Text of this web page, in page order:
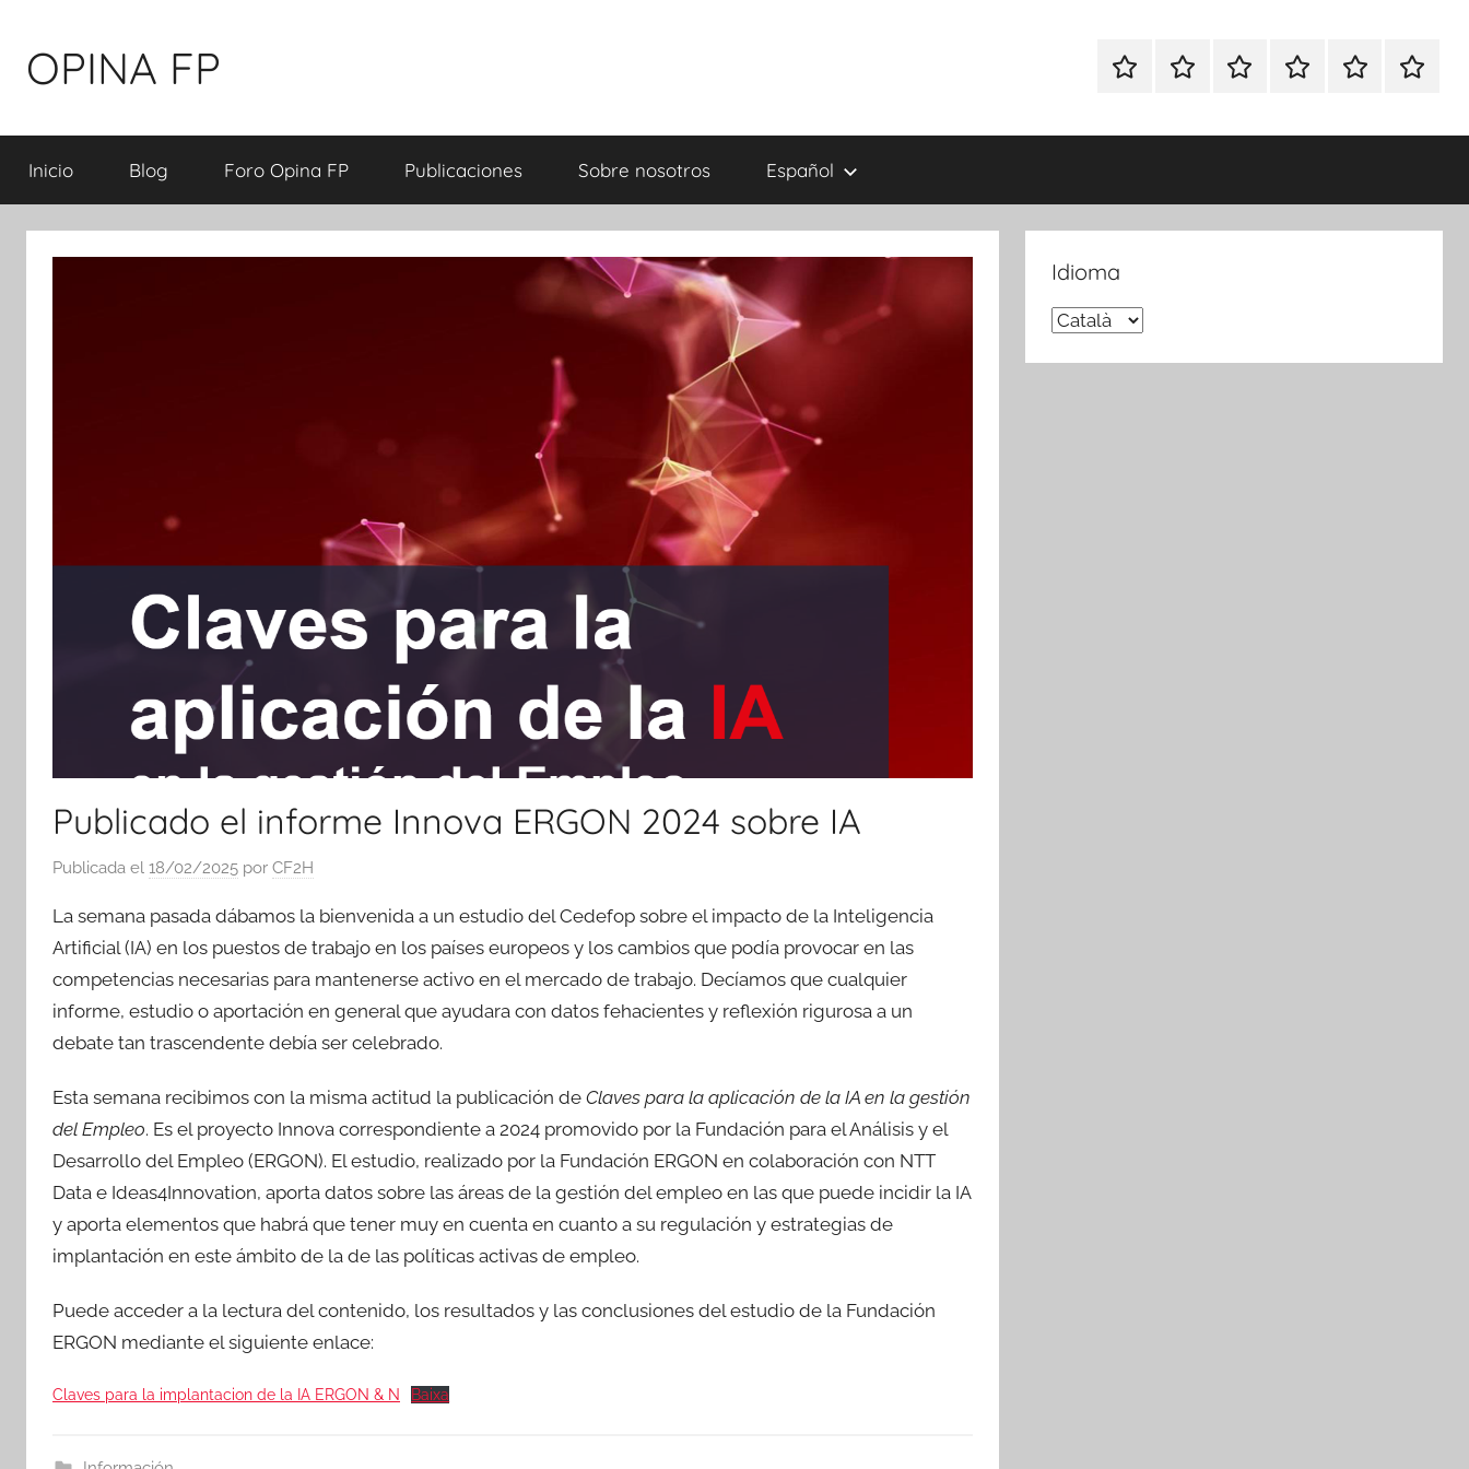
contenido
OPINA FP
per
a
de
l'FP
Inicio Blog
Foro
Publicaciones
Sobre
Español
Inicio Blog Foro Opina FP Publicaciones Sobre nosotros Español
Publicado el informe Innova ERGON 2024 sobre IA
Publicada el 18/02/2025 por CF2H
La semana pasada dábamos la bienvenida a un estudio del Cedefop sobre el impacto de la Inteligencia
Artificial (IA) en los puestos de trabajo en los países europeos y los cambios que podía provocar en las
competencias necesarias para mantenerse activo en el mercado de trabajo. Decíamos que cualquier
informe, estudio o aportación en general que ayudara con datos fehacientes y reflexión rigurosa a un
debate tan trascendente debía ser celebrado.
Esta semana recibimos con la misma actitud la publicación de Claves para la aplicación de la IA en la gestión
del Empleo. Es el proyecto Innova correspondiente a 2024 promovido por la Fundación para el Análisis y el
Desarrollo del Empleo (ERGON). El estudio, realizado por la Fundación ERGON en colaboración con NTT
Data e Ideas4Innovation, aporta datos sobre las áreas de la gestión del empleo en las que puede incidir la IA
y aporta elementos que habrá que tener muy en cuenta en cuanto a su regulación y estrategias de
implantación en este ámbito de la de las políticas activas de empleo.
Puede acceder a la lectura del contenido, los resultados y las conclusiones del estudio de la Fundación
ERGON mediante el siguiente enlace:
Claves para la implantacion de la IA ERGON & N Baixa
Idioma
Idioma